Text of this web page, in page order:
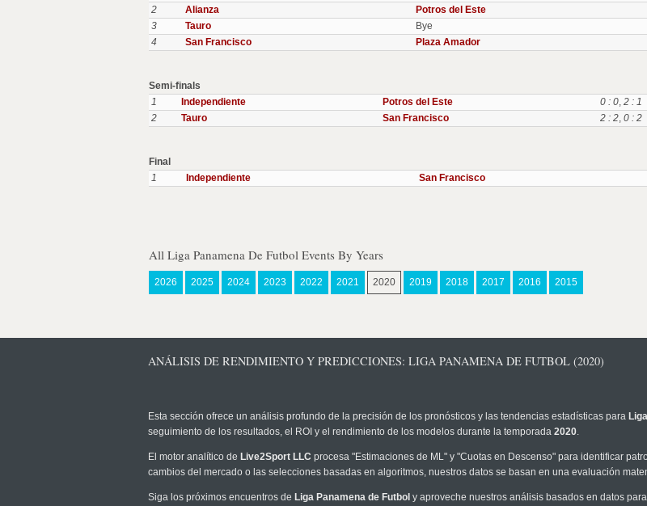
2
Alianza Potros del Este
3
Tauro
Bye
4
San Francisco Plaza Amador
Semi-finals
1
Independiente Potros del Este 0 : 0, 2 : 1
2
Tauro San Francisco 2 : 2, 0 : 2
Final
1
Independiente San Francisco
All Liga Panamena De Futbol Events By Years
2026 2025 2024 2023 2022 2021 2020 2019 2018 2017 2016 2015
ANÁLISIS DE RENDIMIENTO Y PREDICCIONES: LIGA PANAMENA DE FUTBOL (2020)
Esta sección ofrece un análisis profundo de la precisión de los pronósticos y las tendencias estadísticas para
seguimiento de los resultados, el ROI y el rendimiento de los modelos durante la temporada 2020.
El motor analítico de Live2Sport LLC procesa "Estimaciones de ML" y "Cuotas en Descenso" para identificar
cambios del mercado o las selecciones basadas en algoritmos, nuestros datos se basan en una evaluación
Siga los próximos encuentros de Liga Panamena de Futbol y aproveche nuestros análisis basados en datos